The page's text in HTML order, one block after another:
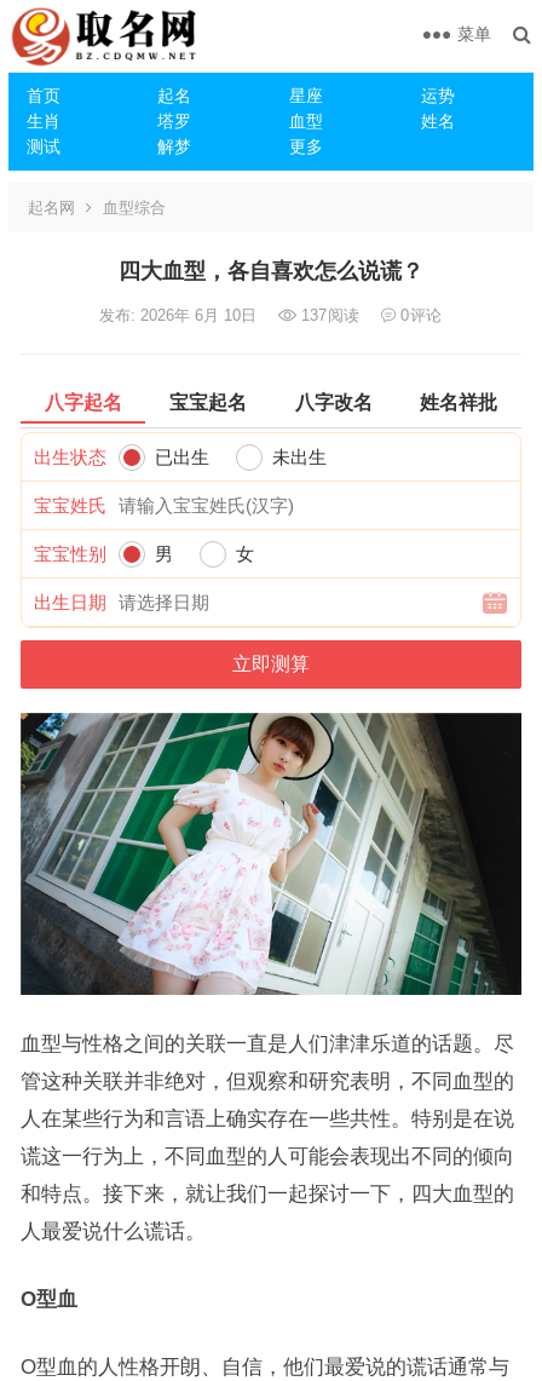
首页 起名 星座
运势
生肖
塔罗 血型
姓名
测试
解梦 更多
菜单
起名网 血型综合
四大血型，各自喜欢怎么说谎？
发布: 2026年 6月 10日 137阅读 0评论
八字起名 宝宝起名 八字改名 姓名祥批
出生状态 已出生 未出生
宝宝姓氏
宝宝性别 男 女
出生日期
血型与性格之间的关联一直是人们津津乐道的话题。尽
管这种关联并非绝对，但观察和研究表明，不同血型的
人在某些行为和言语上确实存在一些共性。特别是在说
谎这一行为上，不同血型的人可能会表现出不同的倾向
和特点。接下来，就让我们一起探讨一下，四大血型的
人最爱说什么谎话。
O型血
O型血的人性格开朗、自信，他们最爱说的谎话通常与